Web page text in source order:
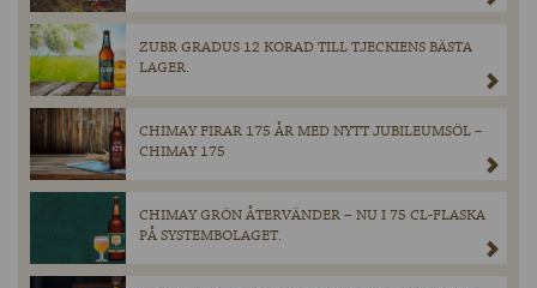
ZUBR GRADUS 12 KORAD TILL TJECKIENS BÄSTA
LAGER.
CHIMAY FIRAR 175 ÅR MED NYTT JUBILEUMSÖL –
CHIMAY 175
CHIMAY GRÖN ÅTERVÄNDER – NU I 75 CL-FLASKA
PÅ SYSTEMBOLAGET.